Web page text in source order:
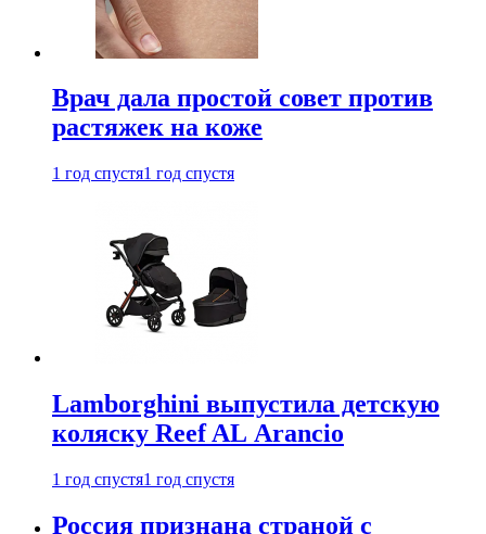
Врач дала простой совет против
растяжек на коже
1 год спустя1 год спустя
Lamborghini выпустила детскую
коляску Reef AL Arancio
1 год спустя1 год спустя
Россия признана страной с